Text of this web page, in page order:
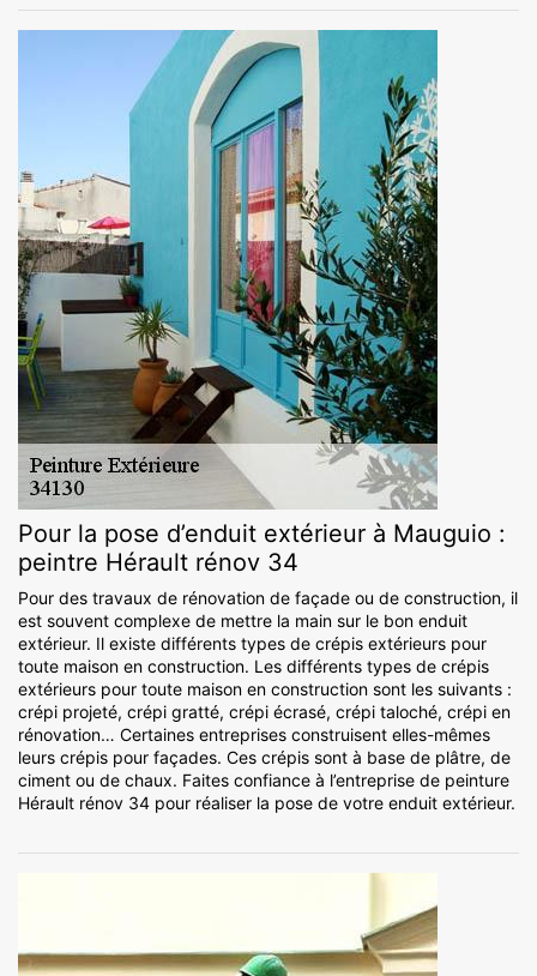
Pour la pose d’enduit extérieur à Mauguio :
peintre Hérault rénov 34
Pour des travaux de rénovation de façade ou de construction, il
est souvent complexe de mettre la main sur le bon enduit
extérieur. Il existe différents types de crépis extérieurs pour
toute maison en construction. Les différents types de crépis
extérieurs pour toute maison en construction sont les suivants :
crépi projeté, crépi gratté, crépi écrasé, crépi taloché, crépi en
rénovation… Certaines entreprises construisent elles-mêmes
leurs crépis pour façades. Ces crépis sont à base de plâtre, de
ciment ou de chaux. Faites confiance à l’entreprise de peinture
Hérault rénov 34 pour réaliser la pose de votre enduit extérieur.